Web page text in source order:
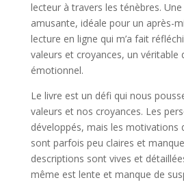
lecteur à travers les ténèbres.
amusante, idéale pour un après-
lecture en ligne qui m’a fait
valeurs et croyances, un véritable
émotionnel.
Le livre est un défi qui nous
valeurs et nos croyances. Les
développés, mais les motivations
sont parfois peu claires et
descriptions sont vives et
même est lente et manque de